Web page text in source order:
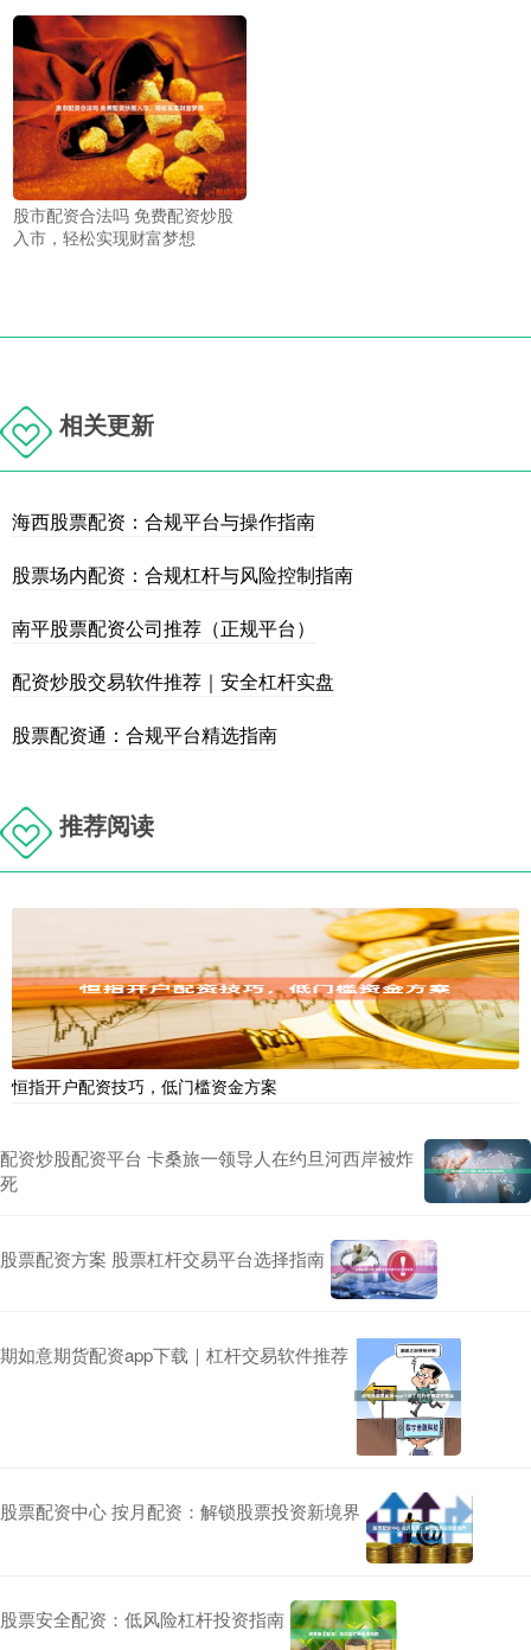
股市配资合法吗 免费配资炒股
入市，轻松实现财富梦想
相关更新
海西股票配资：合规平台与操作指南
股票场内配资：合规杠杆与风险控制指南
南平股票配资公司推荐（正规平台）
配资炒股交易软件推荐｜安全杠杆实盘
股票配资通：合规平台精选指南
推荐阅读
恒指开户配资技巧，低门槛资金方案
配资炒股配资平台 卡桑旅一领导人在约旦河西岸被炸
死
股票配资方案 股票杠杆交易平台选择指南
期如意期货配资app下载｜杠杆交易软件推荐
股票配资中心 按月配资：解锁股票投资新境界
股票安全配资：低风险杠杆投资指南